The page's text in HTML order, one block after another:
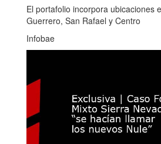
El portafolio incorpora ubicaciones
Guerrero, San Rafael y Centro
Infobae